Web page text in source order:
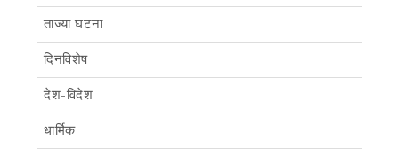
ताज्या घटना
दिनविशेष
देश-विदेश
धार्मिक